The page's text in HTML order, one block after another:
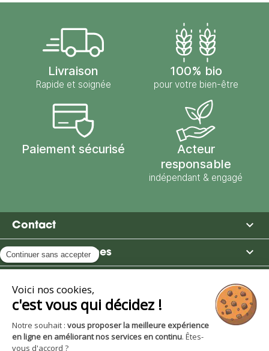
Livraison
Rapide et soignée
100% bio
pour votre bien-être
Paiement sécurisé
Acteur
responsable
indépendant & engagé
Contact 
Moulin des Moines 
Avantages et services 